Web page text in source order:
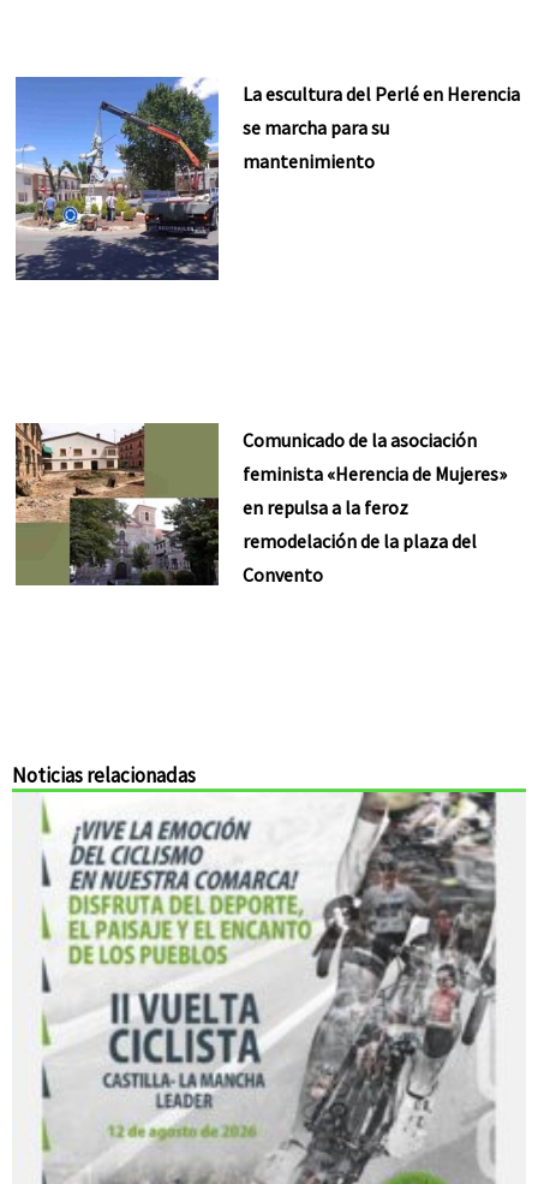
La escultura del Perlé en Herencia
se marcha para su
mantenimiento
Comunicado de la asociación
feminista «Herencia de Mujeres»
en repulsa a la feroz
remodelación de la plaza del
Convento
Noticias relacionadas